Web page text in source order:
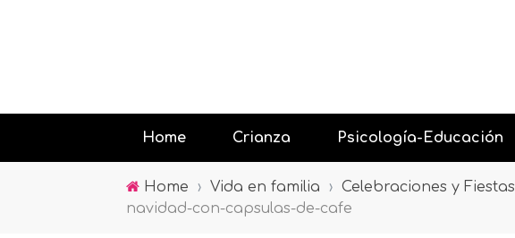
Home Crianza Psicología-Educación
Educando con Amor
Home › Vida en familia › Celebraciones y Fiestas
navidad-con-capsulas-de-cafe